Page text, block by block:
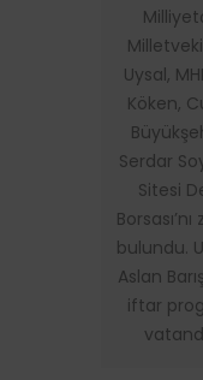
Uysal,
Köken,
Serdar
Sitesi
bulundu.
Aslan
iftar